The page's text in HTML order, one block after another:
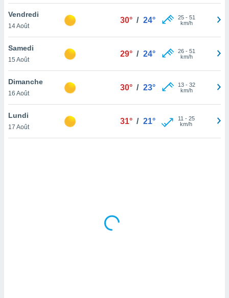
votre
à
en
le
Vendredi
14 Août
30° / 24° 25- 51
km/h
Samedi
15 Août
29° / 24° 26- 51
km/h
Dimanche
16 Août
30° / 23° 13- 32
km/h
Lundi
17 Août
31° / 21° 11 - 25
km/h